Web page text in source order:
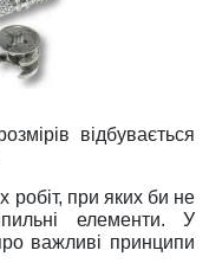
відбувається
робіт, при яких би не
елементи. У
важливі принципи